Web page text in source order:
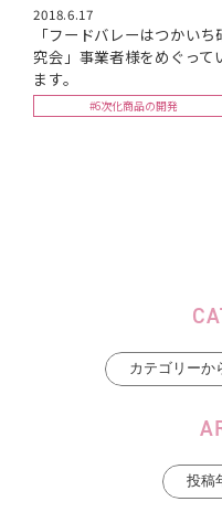
2018.6.17
「フードバレーはつかいち
究会」事業者様をめぐって
ます。
#6次化商品の開発